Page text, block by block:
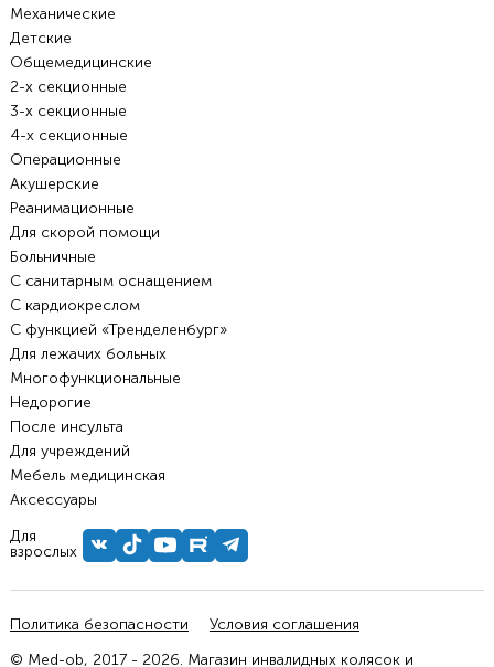
Механические
Детские
Общемедицинские
2-х секционные
3-х секционные
4-х секционные
Операционные
Акушерские
Реанимационные
Для скорой помощи
Больничные
С санитарным оснащением
С кардиокреслом
С функцией «Тренделенбург»
Для лежачих больных
Многофункциональные
Недорогие
После инсульта
Для учреждений
Мебель медицинская
Аксессуары
Для
взрослых
Политика безопасности
Условия соглашения
© Med-ob, 2017 - 2026. Магазин инвалидных колясок и